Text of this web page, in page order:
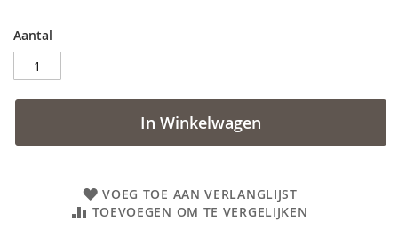
Aantal
In Winkelwagen
VOEG TOE AAN VERLANGLIJST
TOEVOEGEN OM TE VERGELIJKEN